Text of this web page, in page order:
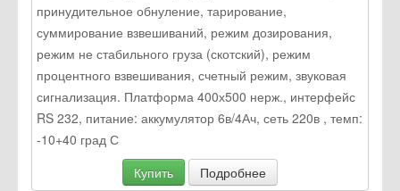
принудительное обнуление, тарирование,
суммирование взвешиваний, режим дозирования,
режим не стабильного груза (скотский), режим
процентного взвешивания, счетный режим, звуковая
сигнализация. Платформа 400х500 нерж., интерфейс
RS 232, питание: аккумулятор 6в/4Ач, сеть 220в , темп:
-10+40 град С
Купить
Подробнее